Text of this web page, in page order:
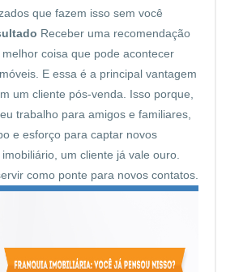
que fazem isso sem você
Receber uma recomendação
coisa que pode acontecer
E essa é a principal vantagem
um cliente pós-venda. Isso porque,
trabalho para amigos e familiares,
e esforço para captar novos
um cliente já vale ouro.
como ponte para novos contatos.